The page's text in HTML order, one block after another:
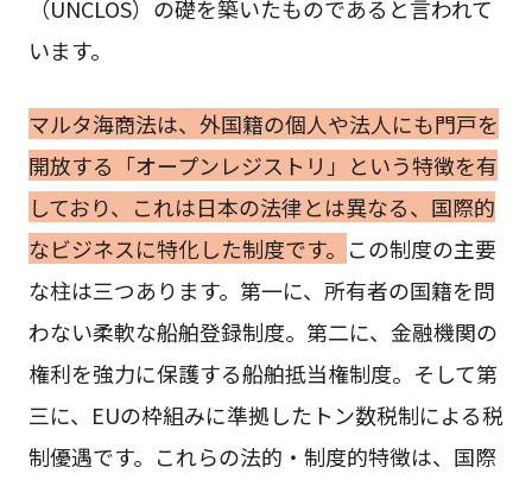
（UNCLOS）の礎を築いたものであると言われて
います。
マルタ海商法は、外国籍の個人や法人にも門戸を
開放する「オープンレジストリ」という特徴を有
しており、これは日本の法律とは異なる、国際的
なビジネスに特化した制度です。 この制度の主要
な柱は三つあります。第一に、所有者の国籍を問
わない柔軟な船舶登録制度。第二に、金融機関の
権利を強力に保護する船舶抵当権制度。そして第
三に、EUの枠組みに準拠したトン数税制による税
制優遇です。これらの法的・制度的特徴は、国際